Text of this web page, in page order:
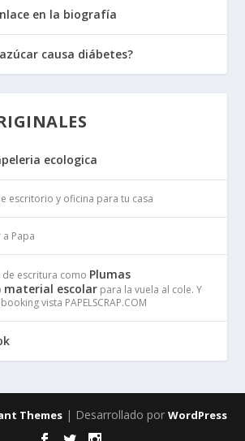
en la biografía
causa diábetes?
ecologica
escritorio y oficina para tu casa
Papa
de escritura como Plumas
material escolar para la vuela al cole. Y
vista PAPELSCRAP.COM
Themes| Desarrollado por WordPress